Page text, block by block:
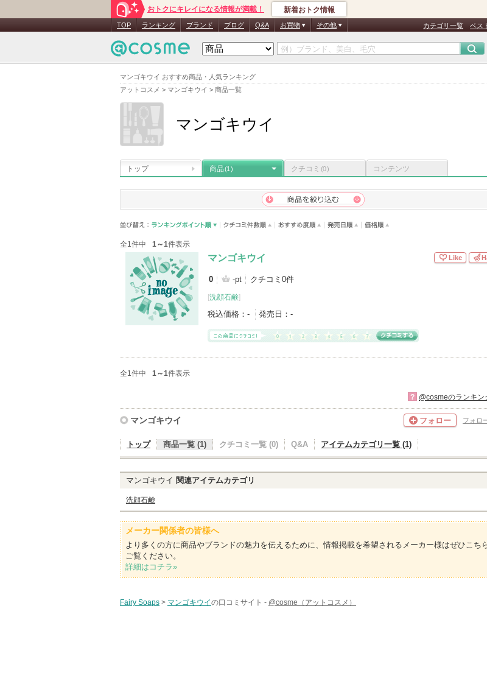
マンゴキウイ おすすめ商品・人気ランキング
アットコスメ > マンゴキウイ > 商品一覧
おトクにキレイになる情報が満載！ 新着おトク情報
TOP ランキング ブランド ブログ Q&A お買物 その他 カテゴリ一覧 ベス
マンゴキウイ
トップ 商品(1) クチコミ (0) コンテンツ
全1件中 1～1件表示
マンゴキウイ
0 -pt クチコミ0件
[洗顔石鹸]
税込価格： - 発売日： -
Like
全1件中 1～1件表示
? @cosmeのランキン
マンゴキウイ フォロー フォロ
トップ 商品一覧 (1) クチコミ一覧 (0) Q&A アイテムカテゴリ一覧 (1)
マンゴキウイ 関連アイテムカテゴリ
洗顔石鹸
メーカー関係者の皆様へ
より多くの方に商品やブランドの魅力を伝えるために、情報掲載を希望されるメーカー様はぜひこち
ご覧ください。
詳細はコチラ»
Fairy Soaps > マンゴキウイの口コミサイト - @cosme（アットコスメ）